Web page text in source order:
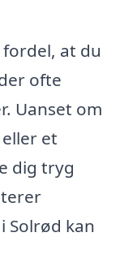
at du
ofte
Uanset om
et
dig tryg
Solrød kan